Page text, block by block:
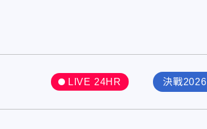
LIVE 24HR 決戰2026